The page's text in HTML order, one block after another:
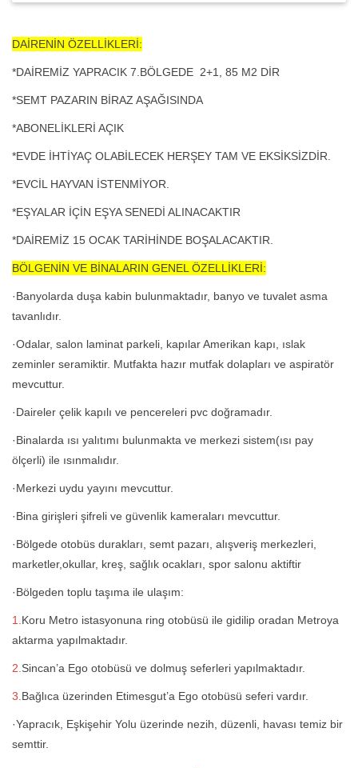
DAİRENİN ÖZELLİKLERİ:
*DAİREMİZ YAPRACIK 7.BÖLGEDE 2+1, 85 M2 DİR
*SEMT PAZARIN BİRAZ AŞAĞISINDA
*ABONELİKLERİ AÇIK
*EVDE İHTİYAÇ OLABİLECEK HERŞEY TAM VE EKSİKSİZDİR.
*EVCİL HAYVAN İSTENMİYOR.
*EŞYALAR İÇİN EŞYA SENEDİ ALINACAKTIR
*DAİREMİZ 15 OCAK TARİHİNDE BOŞALACAKTIR.
BÖLGENİN VE BİNALARIN GENEL ÖZELLİKLERİ:
·Banyolarda duşa kabin bulunmaktadır, banyo ve tuvalet asma
tavanlıdır.
·Odalar, salon laminat parkeli, kapılar Amerikan kapı, ıslak
zeminler seramiktir. Mutfakta hazır mutfak dolapları ve aspiratör
mevcuttur.
·Daireler çelik kapılı ve pencereleri pvc doğramadır.
·Binalarda ısı yalıtımı bulunmakta ve merkezi sistem(ısı pay
ölçerli) ile ısınmalıdır.
·Merkezi uydu yayını mevcuttur.
·Bina girişleri şifreli ve güvenlik kameraları mevcuttur.
·Bölgede otobüs durakları, semt pazarı, alışveriş merkezleri,
marketler,okullar, kreş, sağlık ocakları, spor salonu aktiftir
·Bölgeden toplu taşıma ile ulaşım:
1.Koru Metro istasyonuna ring otobüsü ile gidilip oradan Metroya
aktarma yapılmaktadır.
2.Sincan’a Ego otobüsü ve dolmuş seferleri yapılmaktadır.
3.Bağlıca üzerinden Etimesgut’a Ego otobüsü seferi vardır.
·Yapracık, Eşkişehir Yolu üzerinde nezih, düzenli, havası temiz bir
semttir.